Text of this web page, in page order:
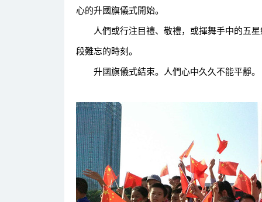
心的升國旗儀式開始。
人們或行注目禮、敬禮，或揮舞手中的五星
段難忘的時刻。
升國旗儀式結束。人們心中久久不能平靜。